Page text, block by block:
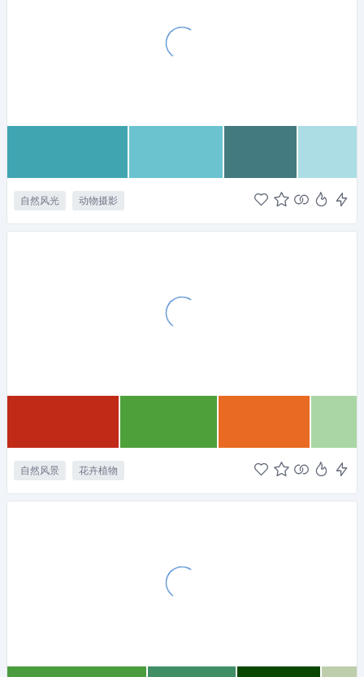
自然风光 动物摄影
自然风景 花卉植物